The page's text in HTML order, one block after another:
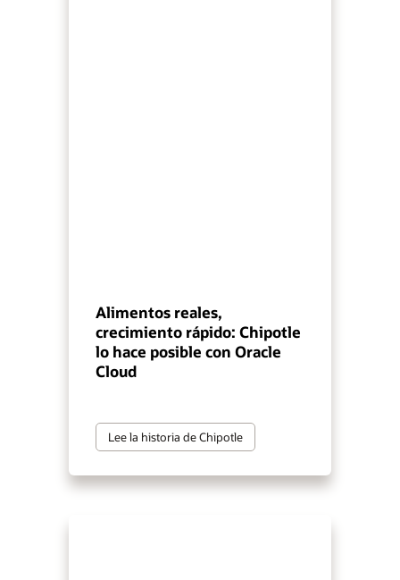
Alimentos reales,
crecimiento rápido: Chipotle
lo hace posible con Oracle
Cloud
Lee la historia de Chipotle